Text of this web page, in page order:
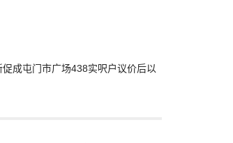
成屯门市广场438实呎户议价后以